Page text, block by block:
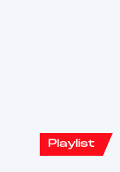
Playlist